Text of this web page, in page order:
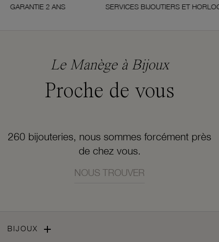
2 ANS SERVICES BIJOUTIERS ET HORLOGERS
Le Manège à Bijoux
Proche de vous
260 bijouteries, nous sommes forcément près
de chez vous.
NOUS TROUVER
BIJOUX 